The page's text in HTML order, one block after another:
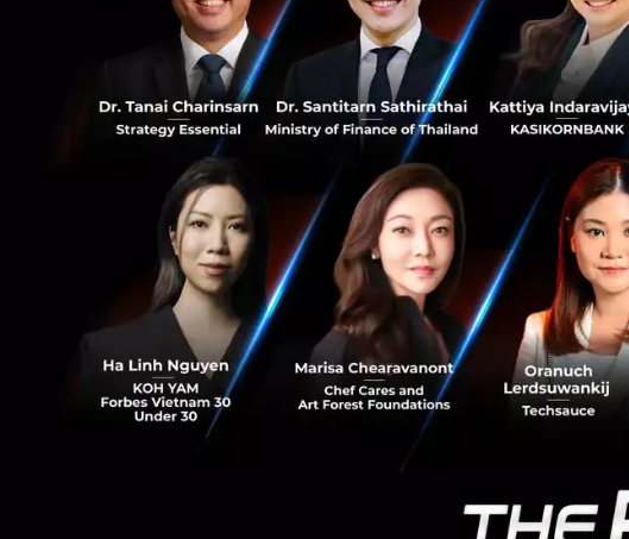
1
ประเทศญี่ปุ่นที่เข้าร่วมมาเป็น
CRM: FastSeries
ChocoCDP เพื่อให้แพลตฟอร์
ที่ธุรกิจที่ต้องการเน้นเสริมสร้
เอง จากการที่ได้แลกเปลี่ยน
เห็นถึงวิสัยทัศน์และพันธกิจขอ
Techmatrix พร้อมขยายตลา
2 รายอย่าง ฟินโนเวนเจอร์
เชื่อมั่นในศักยภาพของทีม
เราเชื่อมั่นว่าบริษัทฯจะสามา
สามารถนำโซลูชั่นออกไปให้บ
ถือเป็นการผนึกกำลังของพาร์
จะพัฒนาโซลูชั่นเพื่อตอบสนอ
ลูกค้าแบบ Full-Loop
พร้อมที่จะขยายฐานลูกค้าทั้ง